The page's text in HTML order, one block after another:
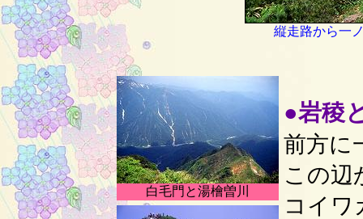
縦走路から一
白毛門と湯檜曽川
●岩稜
前方に
この辺
コイワ